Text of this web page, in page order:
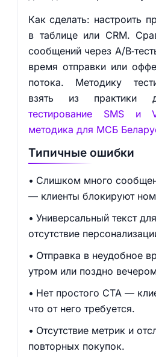
Как сделать: настроить
в таблице или CRM.
сообщений через A/
время отправки или
потока. Методику
взять из
тестирование SMS и
методика для МСБ
Типичные ошибки
Слишком много
— клиенты блокируют
Универсальный текст
отсутствие
Отправка в неудобное
утром или поздно
Нет простого CTA —
что от него требуется.
Отсутствие метрик и
повторных покупок.